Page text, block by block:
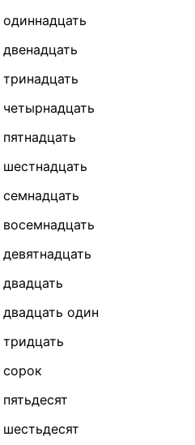
одиннадцать
двенадцать
тринадцать
четырнадцать
пятнадцать
шестнадцать
семнадцать
восемнадцать
девятнадцать
двадцать
двадцать один
тридцать
сорок
пятьдесят
шестьдесят